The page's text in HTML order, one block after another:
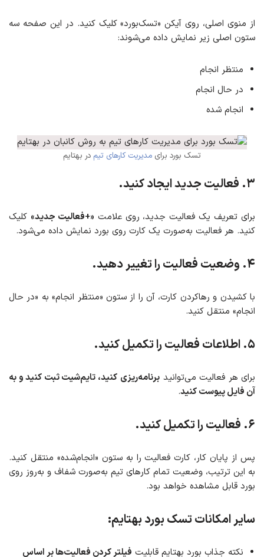
از منوی اصلی، روی آیکن «تسک‌بورد» کلیک کنید. در این صفحه سه
ستون اصلی زیر نمایش داده می‌شوند:
منتظر انجام
در حال انجام
انجام شده
تسک بورد برای مدیریت کارهای تیم در بهتایم
۳. فعالیت جدید ایجاد کنید.
برای تعریف یک فعالیت جدید، روی علامت «+فعالیت جدید» کلیک
کنید. هر فعالیت به‌صورت یک کارت روی بورد نمایش داده می‌شود.
۴. وضعیت فعالیت را تغییر دهید.
با کشیدن و رهاکردن کارت، آن را از ستون «منتظر انجام» به «در حال
انجام» منتقل کنید.
۵. اطلاعات فعالیت را تکمیل کنید.
برای هر فعالیت می‌توانید برنامه‌ریزی کنید، تایم‌شیت ثبت کنید و به
آن فایل پیوست کنید.
۶. فعالیت را تکمیل کنید.
پس از پایان کار، کارت فعالیت را به ستون «انجام‌شده» منتقل کنید.
به این ترتیب، وضعیت تمام کارهای تیم به‌صورت شفاف و به‌روز روی
بورد قابل مشاهده خواهد بود.
سایر امکانات تسک بورد بهتایم:
نکته جذاب بورد بهتایم قابلیت فیلتر کردن فعالیت‌ها بر اساس